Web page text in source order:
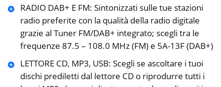
RADIO DAB+ E FM: Sintonizzati sulle tue stazioni
radio preferite con la qualità della radio digitale
grazie al Tuner FM/DAB+ integrato; scegli tra le
frequenze 87.5 – 108.0 MHz (FM) e 5A-13F (DAB+)
LETTORE CD, MP3, USB: Scegli se ascoltare i tuoi
dischi prediletti dal lettore CD o riprodurre tutti i